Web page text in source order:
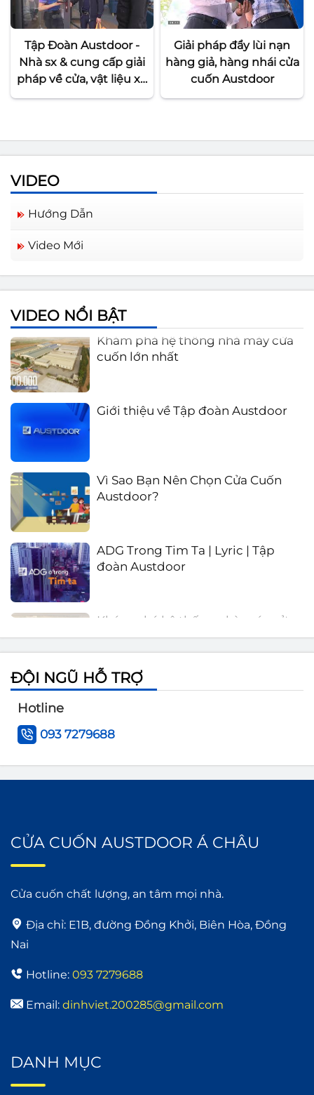
Tập Đoàn Austdoor -
Nhà sx & cung cấp giải
pháp về cửa, vật liệu xd
hàng đầu Vệt Nam
Giải pháp đẩy lùi nạn
hàng giả, hàng nhái cửa
cuốn Austdoor
VIDEO
Hướng Dẫn
Video Mới
VIDEO NỔI BẬT
Khám phá hệ thống nhà máy cửa
cuốn lớn nhất
Giới thiệu về Tập đoàn Austdoor
Vì Sao Bạn Nên Chọn Cửa Cuốn
Austdoor?
ADG Trong Tim Ta | Lyric | Tập
đoàn Austdoor
Khám phá hệ thống nhà máy cửa
Giới thiệu về Tập đoàn Austdoor
ĐỘI NGŨ HỖ TRỢ
Hotline
093 7279688
CỬA CUỐN AUSTDOOR Á CHÂU
Cửa cuốn chất lượng, an tâm mọi nhà.
Địa chỉ: E1B, đường Đồng Khởi, Biên Hòa, Đồng
Nai
Hotline: 093 7279688
Email: dinhviet.200285@gmail.com
DANH MỤC